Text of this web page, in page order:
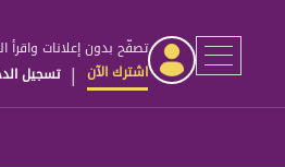
تصفّح بدون إعلانات واقرأ
اشترك الآن | تسجيل